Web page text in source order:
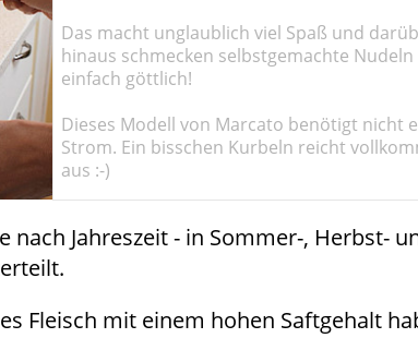
Das macht unglaublich viel Spaß und
hinaus schmecken selbstgemachte Nudeln
einfach göttlich!
Dieses Modell von Marcato benötigt nicht
Strom. Ein bisschen Kurbeln reicht
aus :-)
nach Jahreszeit - in Sommer-, Herbst-
Fleisch mit einem hohen Saftgehalt